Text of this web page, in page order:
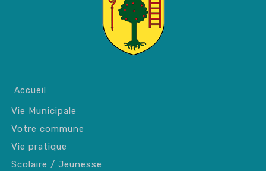
Accueil
Vie Municipale
Votre commune
Vie pratique
Scolaire / Jeunesse